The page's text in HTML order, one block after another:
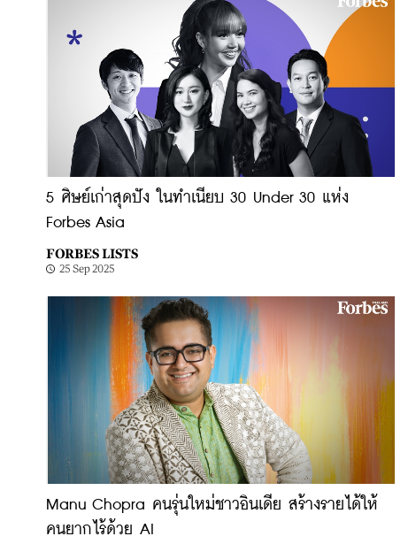
5 ศิษย์เก่าสุดปัง ในทำเนียบ 30 Under 30 แห่ง
Forbes Asia
FORBES LISTS
25 Sep 2025
Manu Chopra คนรุ่นใหม่ชาวอินเดีย สร้างรายได้ให้
คนยากไร้ด้วย AI